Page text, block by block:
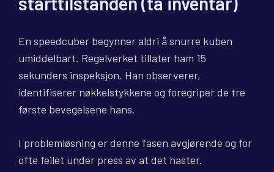
En speedcuber begynner aldri å snurre kuben
umiddelbart. Regelverket tillater ham 15
sekunders inspeksjon. Han observerer,
identifiserer nøkkelstykkene og foregriper de tre
første bevegelsene hans.
I problemløsning er denne fasen avgjørende og for
ofte feilet under press av at det haster.